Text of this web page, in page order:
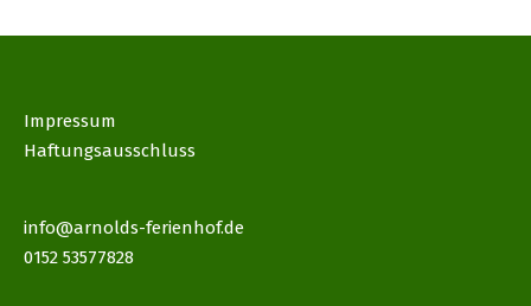
Impressum
Haftungsausschluss
info@arnolds-ferienhof.de
0152 53577828